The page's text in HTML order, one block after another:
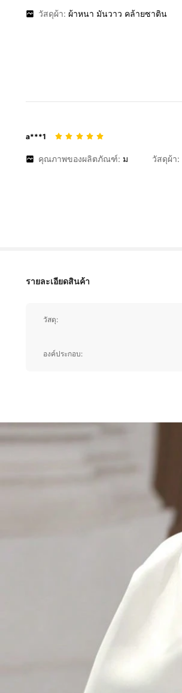
วัสดุผ้า: ผ้าหนามันวาว คล้ายซาติน
a***1
คุณภาพของผลิตภัณฑ์:ม วัสดุผ้า:
รายละเอียดสินค้า
วัสดุ:
องค์ประกอบ: